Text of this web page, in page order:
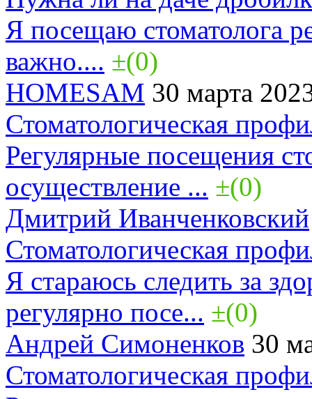
Я посещаю стоматолога
важно.... ±(0)
HOMESAM 30 марта
Стоматологическая
Регулярные посещения
осуществление ... ±(0)
Дмитрий Иванченковский
Стоматологическая
Я стараюсь следить за
регулярно посе... ±(0)
Андрей Симоненков 30
Стоматологическая